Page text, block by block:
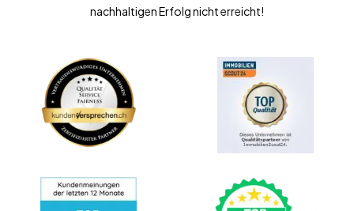
nachhaltigen Erfolg nicht erreicht!